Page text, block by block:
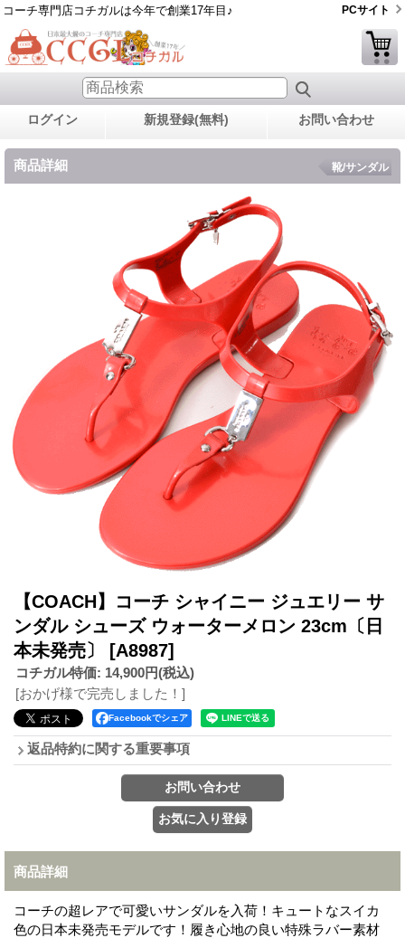
コーチ専門店コチガルは今年で創業17年目♪ PCサイト
ログイン 新規登録(無料) お問い合わせ
商品詳細 靴/サンダル
【COACH】コーチ シャイニー ジュエリー サ
ンダル シューズ ウォーターメロン 23cm〔日
本未発売〕 [A8987]
コチガル特価: 14,900円(税込)
[おかげ様で完売しました！]
Facebookでシェア
返品特約に関する重要事項
商品詳細
コーチの超レアで可愛いサンダルを入荷！キュートなスイカ
色の日本未発売モデルです！履き心地の良い特殊ラバー素材